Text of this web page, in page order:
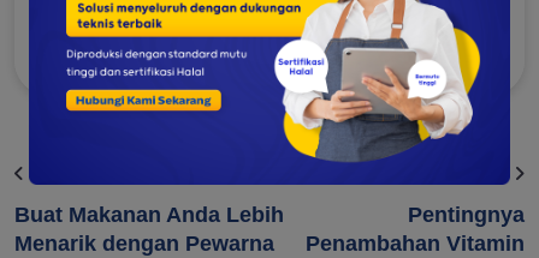
she loves to write an articles about foods
and cake.
Buat Makanan Anda Lebih
Menarik dengan Pewarna
Pentingnya
Penambahan Vitamin